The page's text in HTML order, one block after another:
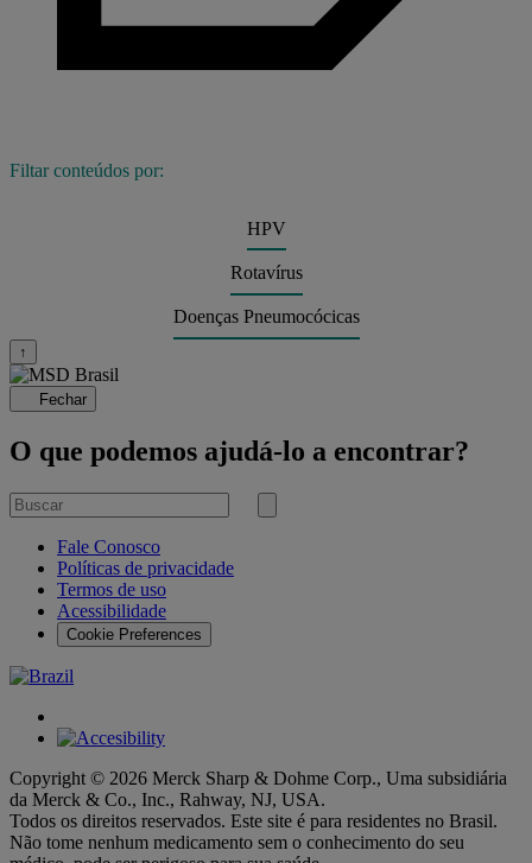
Filtar conteúdos por:
HPV
Rotavírus
Doenças Pneumocócicas
↑
Fechar
O que podemos ajudá-lo a encontrar?
Buscar
por
Submit
Fale Conosco
Políticas de privacidade
Termos de uso
Acessibilidade
Cookie Preferences
Copyright © 2026 Merck Sharp & Dohme Corp., Uma subsidiária
da Merck & Co., Inc., Rahway, NJ, USA.
Todos os direitos reservados. Este site é para residentes no Brasil.
Não tome nenhum medicamento sem o conhecimento do seu